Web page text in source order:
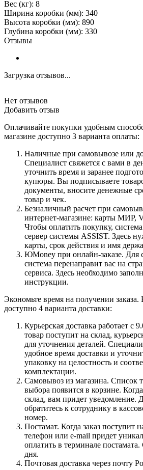
Вес (кг): 8
Ширина коробки (мм): 340
Высота коробки (мм): 890
Глубина коробки (мм): 330
Отзывы
Загрузка отзывов...
Нет отзывов
Добавить отзыв
Оплачивайте покупки удобным
магазине доступно 3 варианта оплаты:
Наличные при самовывозе или
Специалист свяжется с вами в
уточнить время и заранее
купюры. Вы подписываете
документы, вносите денежные
товар и чек.
Безналичный расчет при
интернет-магазине: карты МИР,
Чтобы оплатить покупку,
сервер системы ASSIST. Здесь
карты, срок действия и имя
ЮMoney при онлайн-заказе. Для
система перенаправит вас на
сервиса. Здесь необходимо
инструкции.
Экономьте время на получении заказа.
доступно 4 варианта доставки:
Курьерская доставка работает с
товар поступит на склад,
для уточнения деталей.
удобное время доставки и
упаковку на целостность и
комплектации.
Самовывоз из магазина. Список
выбора появится в корзине.
склад, вам придет уведомление.
обратитесь к сотруднику в
номер.
Постамат. Когда заказ поступит
телефон или e-mail придет
оплатить в терминале
дня.
Почтовая доставка через почту